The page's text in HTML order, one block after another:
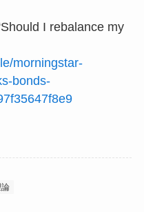
I rebalance my
morningstar-
bonds-